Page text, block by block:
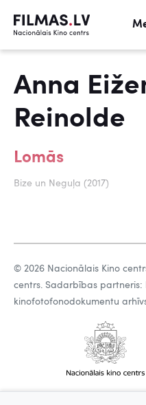
Anna
Reinolde
Lomās
Bize un Neguļa (2017)
© 2026 Nacionālais Kino
centrs. Sadarbības partneris:
kinofotofonodokumentu